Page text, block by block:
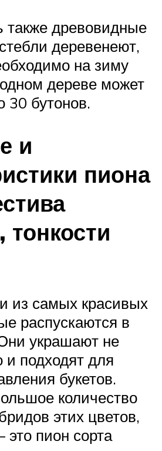
также древовидные
деревенеют,
на зиму
дереве может
30 бутонов.
и
пиона
из самых красивых
распускаются в
украшают не
и подходят для
букетов.
количество
этих цветов,
пион сорта